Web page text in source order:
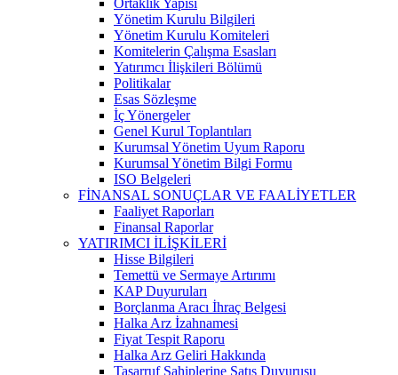
Yönetim Kurulu Bilgileri
Yönetim Kurulu Komiteleri
Komitelerin Çalışma Esasları
Yatırımcı İlişkileri Bölümü
Politikalar
Esas Sözleşme
İç Yönergeler
Genel Kurul Toplantıları
Kurumsal Yönetim Uyum Raporu
Kurumsal Yönetim Bilgi Formu
ISO Belgeleri
FİNANSAL SONUÇLAR VE FAALİYETLER
Faaliyet Raporları
Finansal Raporlar
YATIRIMCI İLİŞKİLERİ
Hisse Bilgileri
Temettü ve Sermaye Artırımı
KAP Duyuruları
Borçlanma Aracı İhraç Belgesi
Halka Arz İzahnamesi
Fiyat Tespit Raporu
Halka Arz Geliri Hakkında
Tasarruf Sahiplerine Satış Duyurusu